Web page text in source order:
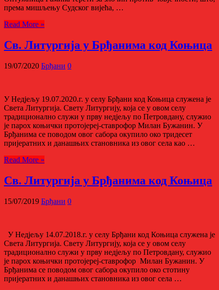
према мишљењу Судског вијећа, …
Read More »
Св. Литургија у Брђанима код Коњица
19/07/2020 Брђани 0
У Недјељу 19.07.2020.г. у селу Брђани код Коњица служена је
Света Литургија. Свету Литургију, која се у овом селу
традиционално служи у прву недјељу по Петровдану, служио
је парох коњички протојереј-ставрофор Милан Бужанин. У
Брђанима се поводом овог сабора окупило око тридесет
пријератних и данашњих становника из овог села као …
Read More »
Св. Литургија у Брђанима код Коњица
15/07/2019 Брђани 0
У Недјељу 14.07.2018.г. у селу Брђани код Коњица служена је
Света Литургија. Свету Литургију, која се у овом селу
традиционално служи у прву недјељу по Петровдану, служио
је парох коњички протојереј-ставрофор Милан Бужанин. У
Брђанима се поводом овог сабора окупило око стотину
пријератних и данашњих становника из овог села …